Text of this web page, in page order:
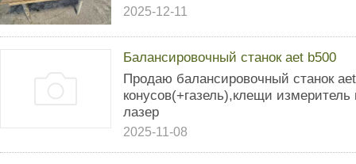
2025-12-11
Балансировочный станок aet b500
Продаю балансировочный станок
конусов(+газель),клещи
лазер
2025-11-08